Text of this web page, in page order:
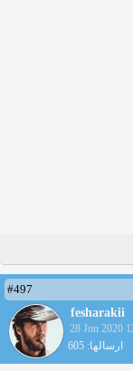
#497
fesharakii
28 Jun 2020
ارسالها: 605